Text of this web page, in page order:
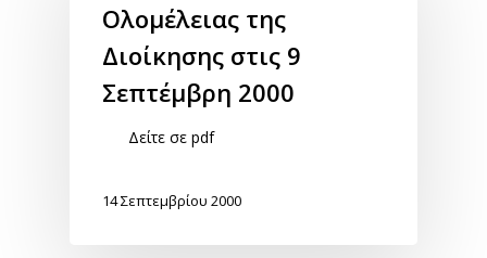
Ολομέλειας της
Διοίκησης στις 9
Σεπτέμβρη 2000
Δείτε σε pdf
14 Σεπτεμβρίου 2000